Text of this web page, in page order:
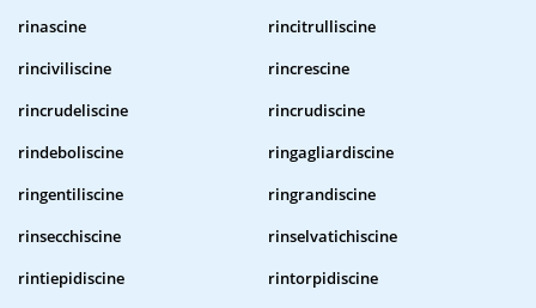
rinascine
rincitrulliscine
rinciviliscine
rincrescine
rincrudeliscine
rincrudiscine
rindeboliscine
ringagliardiscine
ringentiliscine
ringrandiscine
rinsecchiscine
rinselvatichiscine
rintiepidiscine
rintorpidiscine